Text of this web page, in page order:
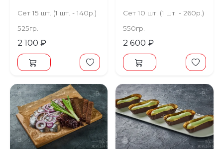
Сет 15 шт. (1 шт. - 140р.)
525гр.
2 100 ₽
Сет 10 шт. (1 шт. - 260р.)
550гр.
2 600 ₽